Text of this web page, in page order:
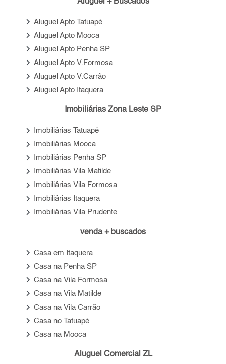
keyboard_arrow_right Aluguel Apto Tatuapé
keyboard_arrow_right Aluguel Apto Mooca
keyboard_arrow_right Aluguel Apto Penha SP
keyboard_arrow_right Aluguel Apto V.Formosa
keyboard_arrow_right Aluguel Apto V.Carrão
keyboard_arrow_right Aluguel Apto Itaquera
Imobiliárias Zona Leste SP
keyboard_arrow_right Imobiliárias Tatuapé
keyboard_arrow_right Imobiliárias Mooca
keyboard_arrow_right Imobiliárias Penha SP
keyboard_arrow_right Imobiliárias Vila Matilde
keyboard_arrow_right Imobiliárias Vila Formosa
keyboard_arrow_right Imobiliárias Itaquera
keyboard_arrow_right Imobiliárias Vila Prudente
venda + buscados
keyboard_arrow_right Casa em Itaquera
keyboard_arrow_right Casa na Penha SP
keyboard_arrow_right Casa na Vila Formosa
keyboard_arrow_right Casa na Vila Matilde
keyboard_arrow_right Casa na Vila Carrão
keyboard_arrow_right Casa no Tatuapé
keyboard_arrow_right Casa na Mooca
Aluguel Comercial ZL